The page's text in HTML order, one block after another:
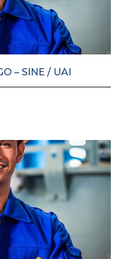
– SINE / UAI